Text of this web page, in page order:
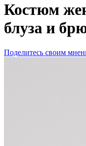
Костюм
блуза и
Поделитесь своим